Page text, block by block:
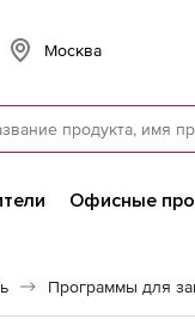
Москва
Офисные
Программы для